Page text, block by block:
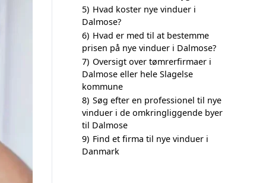
5) Hvad koster nye vinduer i
Dalmose?
6) Hvad er med til at bestemme
prisen på nye vinduer i Dalmose?
7) Oversigt over tømrerfirmaer i
Dalmose eller hele Slagelse
kommune
8) Søg efter en professionel til nye
vinduer i de omkringliggende byer
til Dalmose
9) Find et firma til nye vinduer i
Danmark